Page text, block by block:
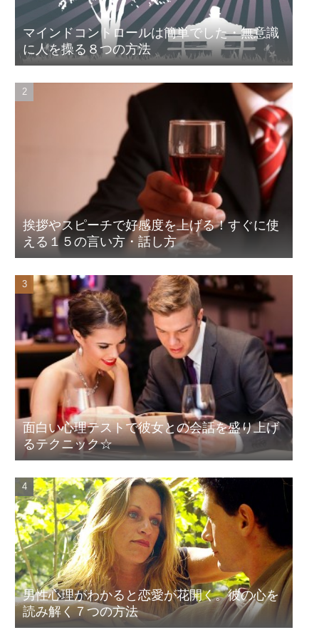
マインドコントロールは簡単でした・無意識
に人を操る８つの方法
挨拶やスピーチで好感度を上げる！すぐに使
える１５の言い方・話し方
面白い心理テストで彼女との会話を盛り上げ
るテクニック☆
男性心理がわかると恋愛が花開く。彼の心を
読み解く７つの方法